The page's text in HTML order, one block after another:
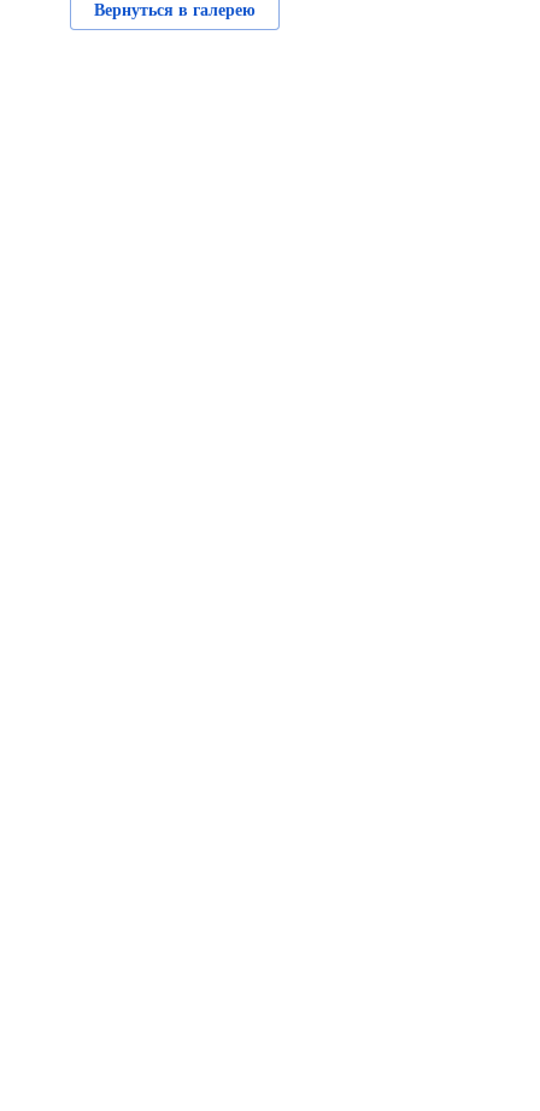
Вернуться в галерею